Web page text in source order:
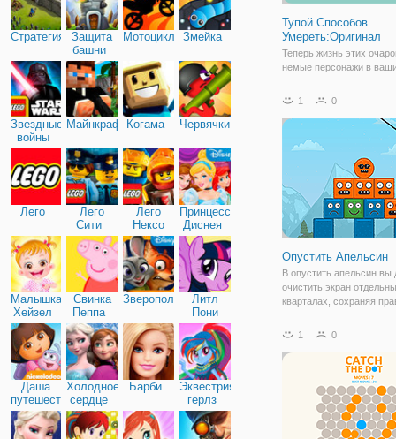
Стратегия
Защита
башни
МотоциклыЗмейка
Звездные
войны
МайнкрафтКогама Червячки
Лего
Лего
Сити
Лего
Нексо
Найтс
Принцессы
Диснея
Малышка
Хейзел
Свинка
Пеппа
Зверополис
Литл
Пони
Дружба
Даша
путешественница
Холодное
сердце
Барби
Эквестрия
герлз
Тупой Способов
Умереть:Оригинал
Теперь жизнь этих
немые персонажи в
как вы пытаетесь
для железнодорожной
Проверьте свои
1 0
Опустить Апельсин
В опустить апельсин вы
очистить экран
кварталах, сохраняя
тест! Оранжевый-это
принимая много места.
1 0